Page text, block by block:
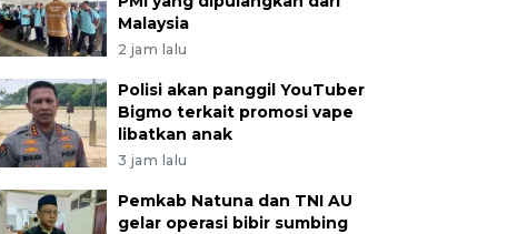
Malaysia
2 jam lalu
Polisi akan panggil YouTuber
Bigmo terkait promosi vape
libatkan anak
3 jam lalu
Pemkab Natuna dan TNI AU
gelar operasi bibir sumbing